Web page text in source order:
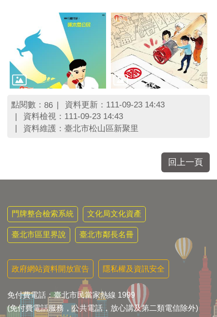
點閱數： 86
資料更新：111-09-23 14:43
資料檢視：111-09-23 14:43
資料維護：臺北市松山區新聚里
回上一頁
門牌整合檢索系統 文化局文化資產
臺北市區里界說 臺北市鄰長名冊
政府網站資料開放宣告 隱私權及資訊安全
免付費電話：臺北市民當家熱線 1999
(免付費電話服務，公共電話，放心講及第二類電信除外)